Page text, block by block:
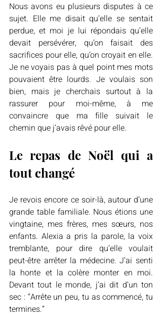
Nous avons eu plusieurs disputes à ce
sujet. Elle me disait qu’elle se sentait
perdue, et moi je lui répondais qu’elle
devait persévérer, qu’on faisait des
sacrifices pour elle, qu’on croyait en elle.
Je ne voyais pas à quel point mes mots
pouvaient être lourds. Je voulais son
bien, mais je cherchais surtout à la
rassurer pour moi-même, à me
convaincre que ma fille suivait le
chemin que j’avais rêvé pour elle.
Le repas de Noël qui a
tout changé
Je revois encore ce soir-là, autour d’une
grande table familiale. Nous étions une
vingtaine, mes frères, mes sœurs, nos
enfants. Alexia a pris la parole, la voix
tremblante, pour dire qu’elle voulait
peut-être arrêter la médecine. J’ai senti
la honte et la colère monter en moi.
Devant tout le monde, j’ai dit d’un ton
sec : “Arrête un peu, tu as commencé, tu
termines.”